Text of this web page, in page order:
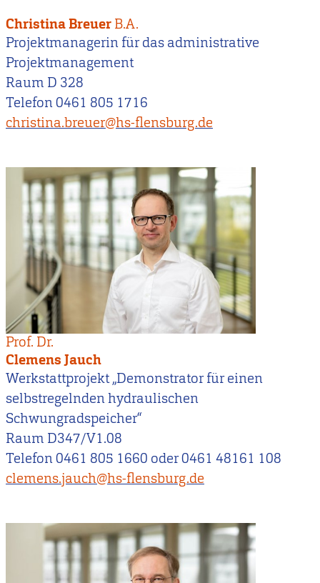
Christina Breuer B.A.
Projektmanagerin für das administrative
Projektmanagement
Raum D 328
Telefon 0461 805 1716
christina.breuer@hs-flensburg.de
Prof. Dr.
Clemens Jauch
Werkstattprojekt „Demonstrator für einen
selbstregelnden hydraulischen
Schwungradspeicher“
Raum D347/V1.08
Telefon 0461 805 1660 oder 0461 48161 108
clemens.jauch@hs-flensburg.de